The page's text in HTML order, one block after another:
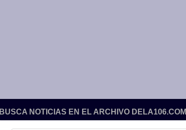
BUSCA NOTICIAS EN EL ARCHIVO DELA106.COM